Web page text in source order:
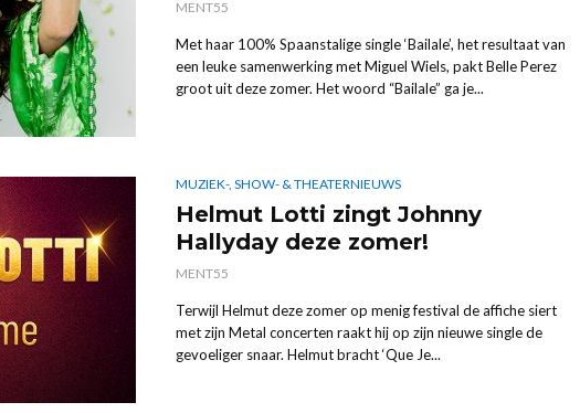
MENT55
Met haar 100% Spaanstalige single ‘Bailale’, het resultaat van
een leuke samenwerking met Miguel Wiels, pakt Belle Perez
groot uit deze zomer. Het woord “Bailale” ga je...
MUZIEK-, SHOW- & THEATERNIEUWS
Helmut Lotti zingt Johnny
Hallyday deze zomer!
MENT55
Terwijl Helmut deze zomer op menig festival de affiche siert
met zijn Metal concerten raakt hij op zijn nieuwe single de
gevoeliger snaar. Helmut bracht ‘Que Je...